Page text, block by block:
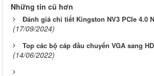
Những tin cũ hơn
Đánh giá chi tiết Kingston NV3 PCIe 4.0
(17/09/2024)
Top các bộ cáp đầu chuyển VGA sang
(14/06/2022)